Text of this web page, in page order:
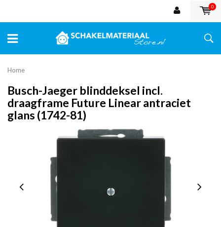
0
Home
Busch-Jaeger blinddeksel incl.
draagframe Future Linear antraciet
glans (1742-81)